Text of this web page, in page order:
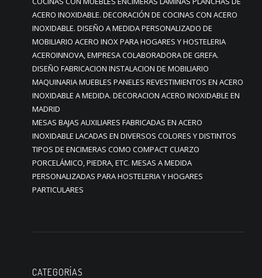
ACERO INOXIDABLE. DECORACIÓN DE COCINAS CON ACERO
INOXIDABLE. DISEÑO A MEDIDA PERSONALIZADO DE
MOBILIARIO ACERO INOX PARA HOGARES Y HOSTELERIA
ACEROINNOVA, EMPRESA COLABORADORA DE GREFA.
DISEÑO FABRICACION INSTALACION DE MOBILIARIO
MAQUINARIA MUEBLES PANELES REVESTIMIENTOS EN ACERO
INOXIDABLE A MEDIDA. DECORACION ACERO INOXIDABLE EN
MADRID
MESAS BAJAS AUXILIARES FABRICADAS EN ACERO
INOXIDABLE LACADAS EN DIVERSOS COLORES Y DISTINTOS
TIPOS DE ENCIMERAS COMO COMPACT CUARZO
PORCELÁMICO, PIEDRA, ETC. MESAS A MEDIDA
PERSONALIZADAS PARA HOSTELERIA Y HOGARES
PARTICULARES
CATEGORÍAS